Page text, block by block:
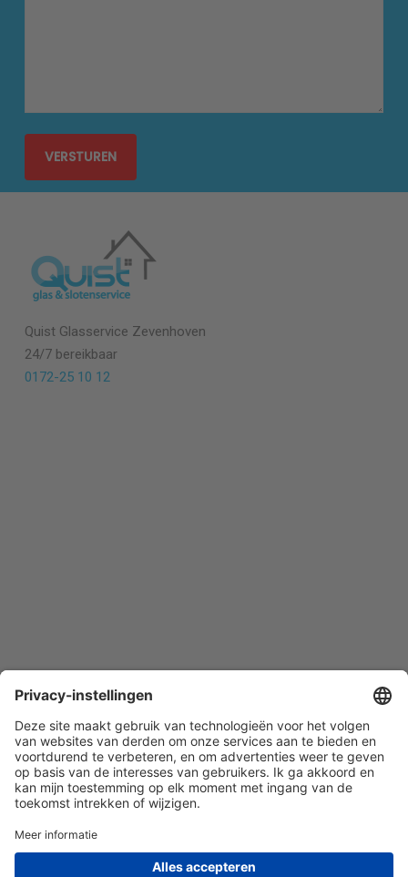
Quist Glasservice Zevenhoven
24/7 bereikbaar
0172-25 10 12